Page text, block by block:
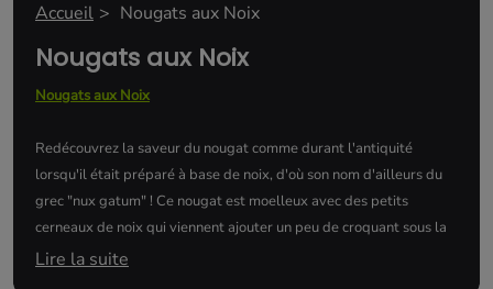
Accueil Nougats aux Noix
Nougats aux Noix
Nougats aux Noix
Redécouvrez la saveur du nougat comme durant l'antiquité
lorsqu'il était préparé à base de noix, d'où son nom d'ailleurs du
grec "nux gatum" ! Ce nougat est moelleux avec des petits
cerneaux de noix qui viennent ajouter un peu de croquant sous la
dent, une vraie gourmandise...
Lire la suite